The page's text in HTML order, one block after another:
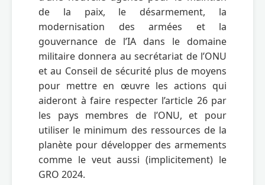
de la paix, le désarmement, la
modernisation des armées et la
gouvernance de l’IA dans le domaine
militaire donnera au secrétariat de l’ONU
et au Conseil de sécurité plus de moyens
pour mettre en œuvre les actions qui
aideront à faire respecter l’article 26 par
les pays membres de l’ONU, et pour
utiliser le minimum des ressources de la
planète pour développer des armements
comme le veut aussi (implicitement) le
GRO 2024.